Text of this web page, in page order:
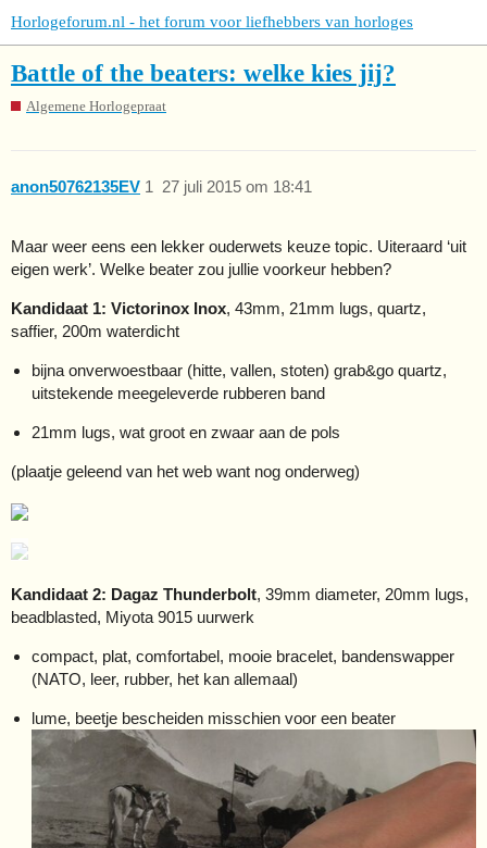
Horlogeforum.nl - het forum voor liefhebbers van horloges
Battle of the beaters: welke kies jij?
Algemene Horlogepraat
anon50762135EV 27 juli 2015 om 18:41
1
Maar weer eens een lekker ouderwets keuze topic. Uiteraard ‘uit
eigen werk’. Welke beater zou jullie voorkeur hebben?
Kandidaat 1: Victorinox Inox, 43mm, 21mm lugs, quartz,
saffier, 200m waterdicht
bijna onverwoestbaar (hitte, vallen, stoten) grab&go quartz,
uitstekende meegeleverde rubberen band
21mm lugs, wat groot en zwaar aan de pols
(plaatje geleend van het web want nog onderweg)
Kandidaat 2: Dagaz Thunderbolt, 39mm diameter, 20mm lugs,
beadblasted, Miyota 9015 uurwerk
compact, plat, comfortabel, mooie bracelet, bandenswapper
(NATO, leer, rubber, het kan allemaal)
lume, beetje bescheiden misschien voor een beater